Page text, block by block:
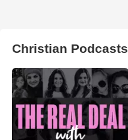
Christian Podcasts